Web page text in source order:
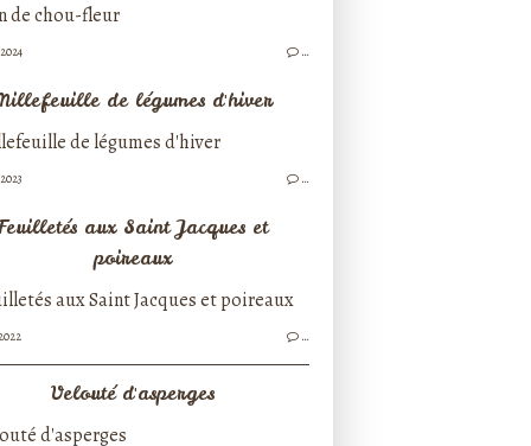
…
de légumes d'hiver
…
aux Saint Jacques et
poireaux
…
Velouté d'asperges